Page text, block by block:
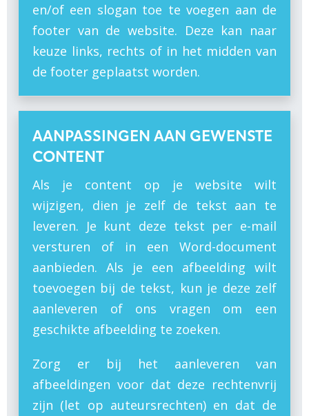
en/of een slogan toe te voegen aan de
footer van de website. Deze kan naar
keuze links, rechts of in het midden van
de footer geplaatst worden.
AANPASSINGEN AAN GEWENSTE
CONTENT
Als je content op je website wilt
wijzigen, dien je zelf de tekst aan te
leveren. Je kunt deze tekst per e-mail
versturen of in een Word-document
aanbieden. Als je een afbeelding wilt
toevoegen bij de tekst, kun je deze zelf
aanleveren of ons vragen om een
geschikte afbeelding te zoeken.
Zorg er bij het aanleveren van
afbeeldingen voor dat deze rechtenvrij
zijn (let op auteursrechten) en dat de